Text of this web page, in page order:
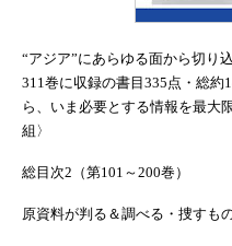
“アジア”にあらゆる面から切り
311巻に収録の書目335点・総約
ら、いま必要とする情報を最大
組〉
総目次2（第101～200巻）
原資料が判る＆調べる・捜すも